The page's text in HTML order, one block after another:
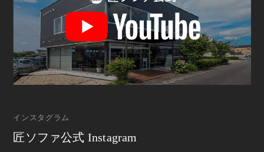
インスタグラム
匠ソファ公式 Instagram